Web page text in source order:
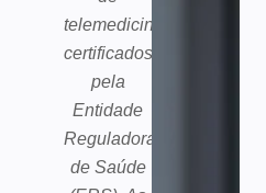
telemedicina
certificados
pela
Entidade
Reguladora
de Saúde